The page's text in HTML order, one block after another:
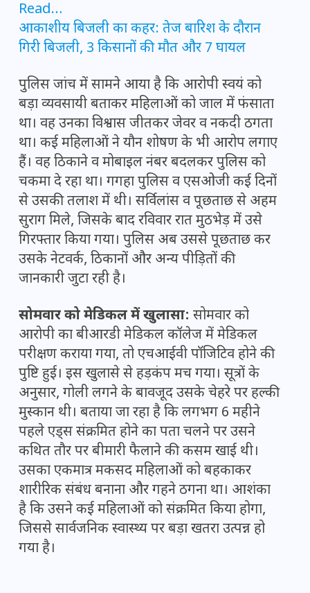
Read…
आकाशीय बिजली का कहर: तेज बारिश के दौरान
गिरी बिजली, 3 किसानों की मौत और 7 घायल
पुलिस जांच में सामने आया है कि आरोपी स्वयं को
बड़ा व्यवसायी बताकर महिलाओं को जाल में फंसाता
था। वह उनका विश्वास जीतकर जेवर व नकदी ठगता
था। कई महिलाओं ने यौन शोषण के भी आरोप लगाए
हैं। वह ठिकाने व मोबाइल नंबर बदलकर पुलिस को
चकमा दे रहा था। गगहा पुलिस व एसओजी कई दिनों
से उसकी तलाश में थी। सर्विलांस व पूछताछ से अहम
सुराग मिले, जिसके बाद रविवार रात मुठभेड़ में उसे
गिरफ्तार किया गया। पुलिस अब उससे पूछताछ कर
उसके नेटवर्क, ठिकानों और अन्य पीड़ितों की
जानकारी जुटा रही है।
सोमवार को मेडिकल में खुलासा: सोमवार को
आरोपी का बीआरडी मेडिकल कॉलेज में मेडिकल
परीक्षण कराया गया, तो एचआईवी पॉजिटिव होने की
पुष्टि हुई। इस खुलासे से हड़कंप मच गया। सूत्रों के
अनुसार, गोली लगने के बावजूद उसके चेहरे पर हल्की
मुस्कान थी। बताया जा रहा है कि लगभग 6 महीने
पहले एड्स संक्रमित होने का पता चलने पर उसने
कथित तौर पर बीमारी फैलाने की कसम खाई थी।
उसका एकमात्र मकसद महिलाओं को बहकाकर
शारीरिक संबंध बनाना और गहने ठगना था। आशंका
है कि उसने कई महिलाओं को संक्रमित किया होगा,
जिससे सार्वजनिक स्वास्थ्य पर बड़ा खतरा उत्पन्न हो
गया है।